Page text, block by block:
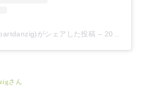
がシェアした投稿 – 2019年 8月月14日午後7時23分PDT
さん